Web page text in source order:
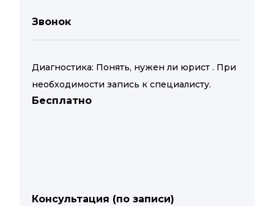
Звонок
Диагностика: Понять, нужен ли юрист . При
необходимости запись к специалисту.
Бесплатно
Консультация (по записи)